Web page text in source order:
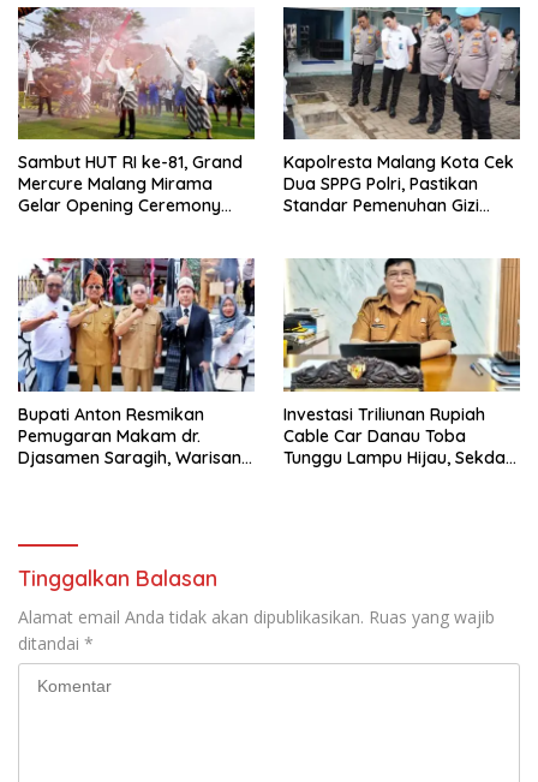
Sambut HUT RI ke-81, Grand
Mercure Malang Mirama
Gelar Opening Ceremony
Kapolresta Malang Kota Cek
Dua SPPG Polri, Pastikan
Standar Pemenuhan Gizi
Bupati Anton Resmikan
Pemugaran Makam dr.
Djasamen Saragih, Warisan
Investasi Triliunan Rupiah
Cable Car Danau Toba
Tunggu Lampu Hijau, Sekda
Tinggalkan Balasan
Alamat email Anda tidak akan dipublikasikan. Ruas yang wajib
ditandai *